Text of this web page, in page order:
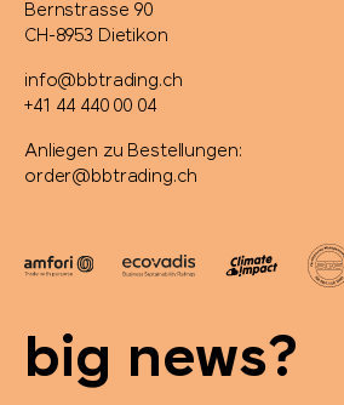
Bernstrasse 90
CH-8953 Dietikon
info@bbtrading.ch
+41 44 440 00 04
Anliegen zu Bestellungen:
order@bbtrading.ch
big news?